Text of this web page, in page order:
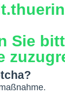
Sie